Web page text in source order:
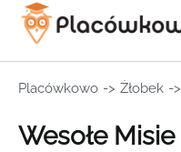
Placówkowo -> Żłobek ->
Wesołe Misie